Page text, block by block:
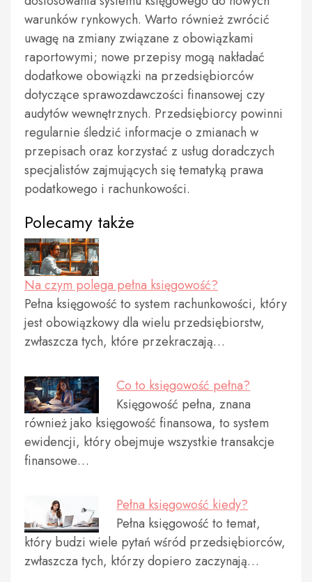
warunków rynkowych. Warto również zwrócić
uwagę na zmiany związane z obowiązkami
raportowymi; nowe przepisy mogą nakładać
dodatkowe obowiązki na przedsiębiorców
dotyczące sprawozdawczości finansowej czy
audytów wewnętrznych. Przedsiębiorcy powinni
regularnie śledzić informacje o zmianach w
przepisach oraz korzystać z usług doradczych
specjalistów zajmujących się tematyką prawa
podatkowego i rachunkowości.
Polecamy także
Na czym polega pełna księgowość?
Pełna księgowość to system rachunkowości, który
jest obowiązkowy dla wielu przedsiębiorstw,
zwłaszcza tych, które przekraczają…
Co to księgowość pełna?
Księgowość pełna, znana
również jako księgowość finansowa, to system
ewidencji, który obejmuje wszystkie transakcje
finansowe…
Pełna księgowość kiedy?
Pełna księgowość to temat,
który budzi wiele pytań wśród przedsiębiorców,
zwłaszcza tych, którzy dopiero zaczynają…